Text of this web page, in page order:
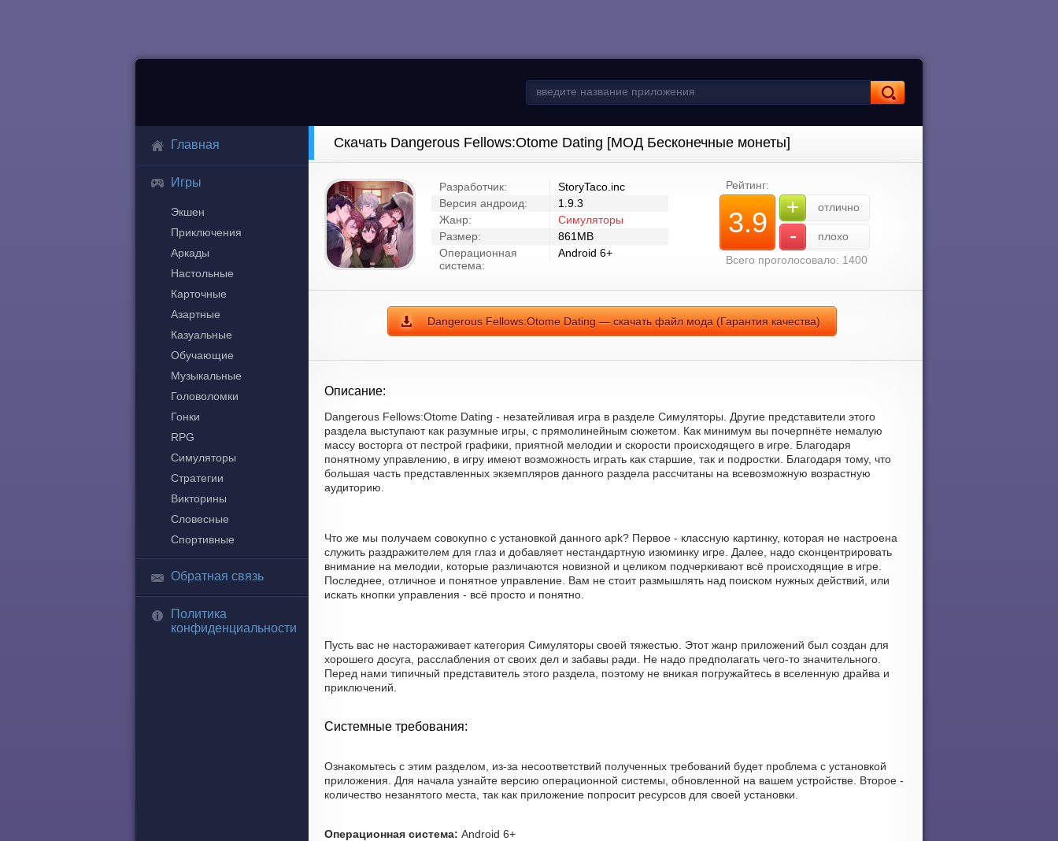
Главная
Игры
Экшен
Приключения
Аркады
Настольные
Карточные
Азартные
Казуальные
Обучающие
Музыкальные
Головоломки
Гонки
RPG
Симуляторы
Стратегии
Викторины
Словесные
Спортивные
Обратная связь
Политика
конфиденциальности
Скачать Dangerous Fellows:Otome Dating [МОД Бесконечные монеты]
Разработчик:
StoryTaco.inc
Версия андроид:
1.9.3
Жанр:
Симуляторы
Размер:
861MB
Операционная
система:
Android 6+
Рейтинг:
3.9 + отлично
-
плохо
Всего проголосовало: 1400
Dangerous Fellows:Otome Dating — скачать файл мода (Гарантия качества)
Описание:
Dangerous Fellows:Otome Dating - незатейливая игра в разделе Симуляторы. Другие представители этого
раздела выступают как разумные игры, с прямолинейным сюжетом. Как минимум вы почерпнёте немалую
массу восторга от пестрой графики, приятной мелодии и скорости происходящего в игре. Благодаря
понятному управлению, в игру имеют возможность играть как старшие, так и подростки. Благодаря тому, что
большая часть представленных экземпляров данного раздела рассчитаны на всевозможную возрастную
аудиторию.
Что же мы получаем совокупно с установкой данного apk? Первое - классную картинку, которая не настроена
служить раздражителем для глаз и добавляет нестандартную изюминку игре. Далее, надо сконцентрировать
внимание на мелодии, которые различаются новизной и целиком подчеркивают всё происходящие в игре.
Последнее, отличное и понятное управление. Вам не стоит размышлять над поиском нужных действий, или
искать кнопки управления - всё просто и понятно.
Пусть вас не настораживает категория Симуляторы своей тяжестью. Этот жанр приложений был создан для
хорошего досуга, расслабления от своих дел и забавы ради. Не надо предполагать чего-то значительного.
Перед нами типичный представитель этого раздела, поэтому не вникая погружайтесь в вселенную драйва и
приключений.
Системные требования:
Ознакомьтесь с этим разделом, из-за несоответствий полученных требований будет проблема с установкой
приложения. Для начала узнайте версию операционной системы, обновленной на вашем устройстве. Второе -
количество незанятого места, так как приложение попросит ресурсов для своей установки.
Операционная система: Android 6+